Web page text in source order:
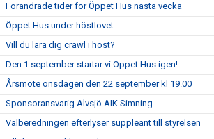
Förändrade tider för Öppet Hus nästa vecka
Öppet Hus under höstlovet
Vill du lära dig crawl i höst?
Den 1 september startar vi Öppet Hus igen!
Årsmöte onsdagen den 22 september kl 19.00
Sponsoransvarig Älvsjö AIK Simning
Valberedningen efterlyser suppleant till styrelsen